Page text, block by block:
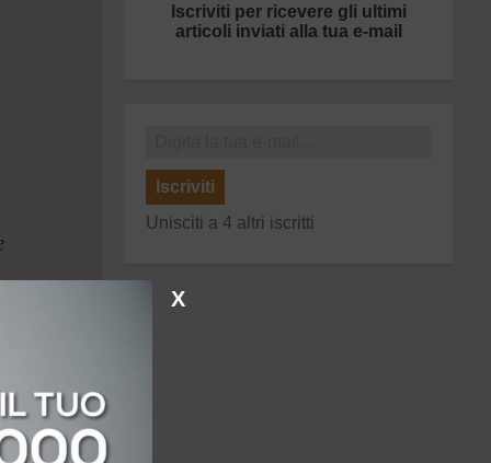
Iscriviti per ricevere gli ultimi
articoli inviati alla tua e-mail
Iscriviti
Unisciti a 4 altri iscritti
X